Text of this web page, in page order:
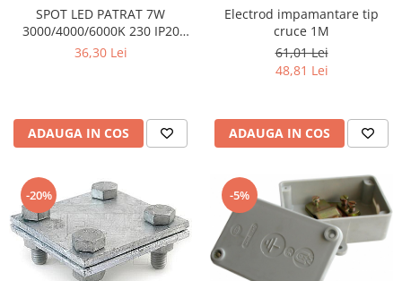
SPOT LED PATRAT 7W
3000/4000/6000K 230 IP20
NEGRU ROTABIL
36,30 Lei
ADAUGA IN COS
Electrod impamantare tip
cruce 1M
61,01 Lei
48,81 Lei
ADAUGA IN COS
-20% -5%